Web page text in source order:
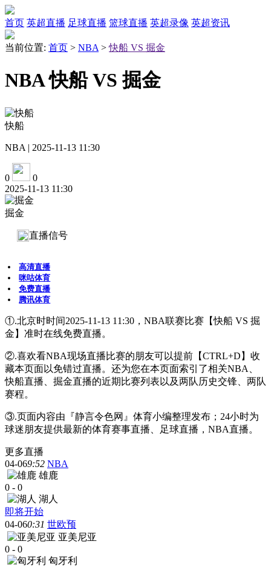
首页 英超直播 足球直播 篮球直播 英超录像 英超资讯
当前位置: 首页 > NBA >快船 VS 掘金
NBA 快船 VS 掘金
快船
NBA | 2025-11-13 11:30
0
0
2025-11-13 11:30
掘金
直播信号
高清直播
咪咕体育
免费直播
腾讯体育
①.北京时时间2025-11-13 11:30，NBA联赛比赛【快船 VS 掘
金】准时在线免费直播。
②.喜欢看NBA现场直播比赛的朋友可以提前【CTRL+D】收
藏本页面以免错过直播。还为您在本页面索引了相关NBA、
快船直播、掘金直播的近期比赛列表以及两队历史交锋、两队
赛程。
③.页面内容由『静言令色网』体育小编整理发布；24小时为
球迷朋友提供最新的体育赛事直播、足球直播，NBA直播。
更多直播
04-069:52 NBA
雄鹿
0 - 0
湖人
即将开始
04-060:31 世欧预
亚美尼亚
0 - 0
匈牙利